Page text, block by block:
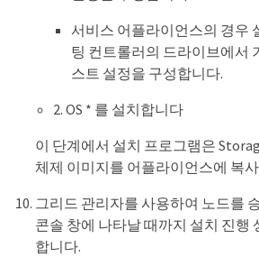
서비스 어플라이언스의 경우
팅 컨트롤러의 드라이브에서
스트 설정을 구성합니다.
2. OS * 를 설치합니다
이 단계에서 설치 프로그램은
체제 이미지를 어플라이언스에 복
그리드 관리자를 사용하여 노드를
콘솔 창에 나타날 때까지 설치 진행
합니다.